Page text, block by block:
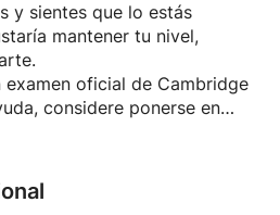
y sientes que lo estás
mantener tu nivel,
examen oficial de Cambridge
considere ponerse en
de TEFL con más de 14
enseñando en